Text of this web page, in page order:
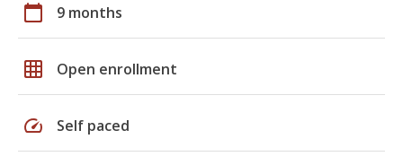
calendar_today 9 months
grid_on Open enrollment
speed Self paced